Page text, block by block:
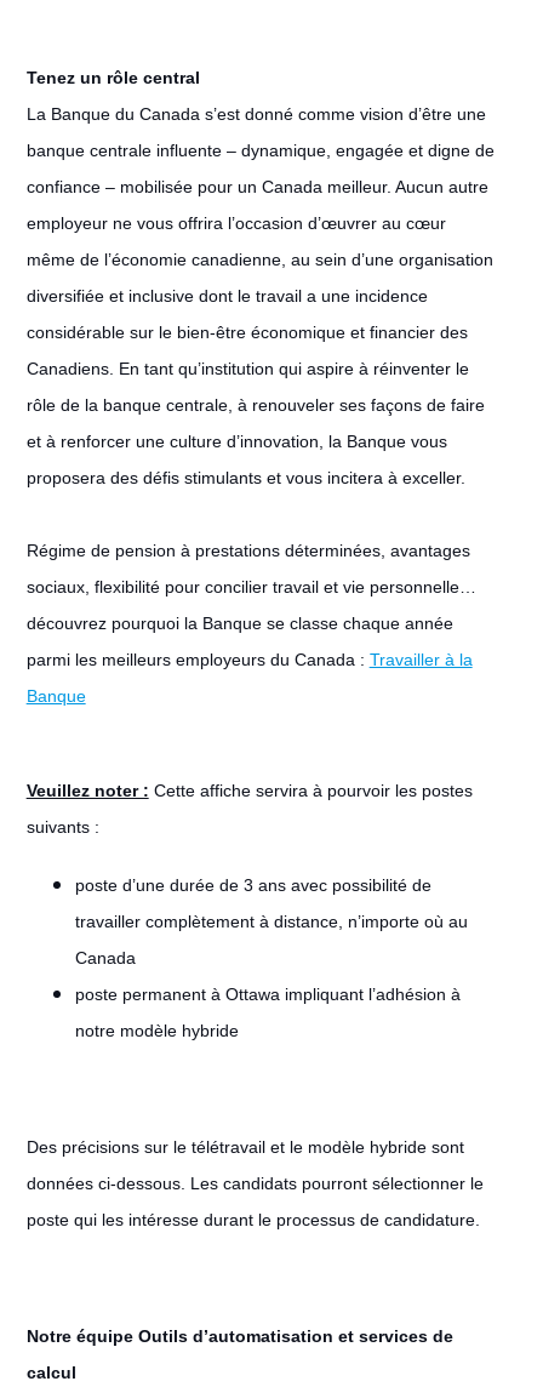
Tenez un rôle central
La Banque du Canada s’est donné comme vision d’être une
banque centrale influente – dynamique, engagée et digne de
confiance – mobilisée pour un Canada meilleur. Aucun autre
employeur ne vous offrira l’occasion d’œuvrer au cœur
même de l’économie canadienne, au sein d’une organisation
diversifiée et inclusive dont le travail a une incidence
considérable sur le bien-être économique et financier des
Canadiens. En tant qu’institution qui aspire à réinventer le
rôle de la banque centrale, à renouveler ses façons de faire
et à renforcer une culture d’innovation, la Banque vous
proposera des défis stimulants et vous incitera à exceller.
Régime de pension à prestations déterminées, avantages
sociaux, flexibilité pour concilier travail et vie personnelle…
découvrez pourquoi la Banque se classe chaque année
parmi les meilleurs employeurs du Canada : Travailler à la
Banque
Veuillez noter : Cette affiche servira à pourvoir les postes
suivants :
poste d’une durée de 3 ans avec possibilité de
travailler complètement à distance, n’importe où au
Canada
poste permanent à Ottawa impliquant l’adhésion à
notre modèle hybride
Des précisions sur le télétravail et le modèle hybride sont
données ci-dessous. Les candidats pourront sélectionner le
poste qui les intéresse durant le processus de candidature.
Notre équipe Outils d’automatisation et services de
calcul